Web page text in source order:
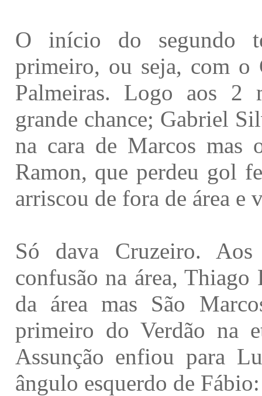
O início do segundo
primeiro, ou seja, com o
Palmeiras. Logo aos 2
grande chance; Gabriel
na cara de Marcos mas
Ramon, que perdeu gol
arriscou de fora de área e
Só dava Cruzeiro.
confusão na área,
da área mas São
primeiro do Verdão na
Assunção enfiou para
ângulo esquerdo de